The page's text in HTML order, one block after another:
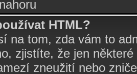
HTML?
na tom, zda vám to
zjistíte, že jen
zneužití nebo